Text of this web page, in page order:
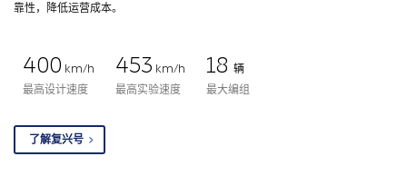
靠性，降低运营成本。
400 km/h
最高设计速度
453 km/h
最高实验速度
18 辆
最大编组
了解复兴号